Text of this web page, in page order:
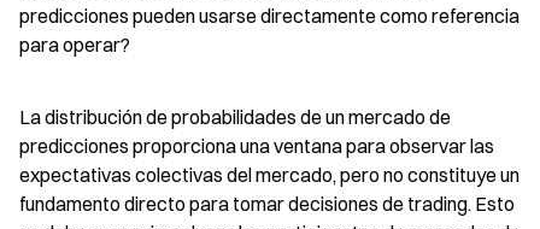
predicciones pueden usarse directamente como referencia
para operar?
La distribución de probabilidades de un mercado de
predicciones proporciona una ventana para observar las
expectativas colectivas del mercado, pero no constituye un
fundamento directo para tomar decisiones de trading. Esto